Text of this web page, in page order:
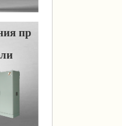
пр